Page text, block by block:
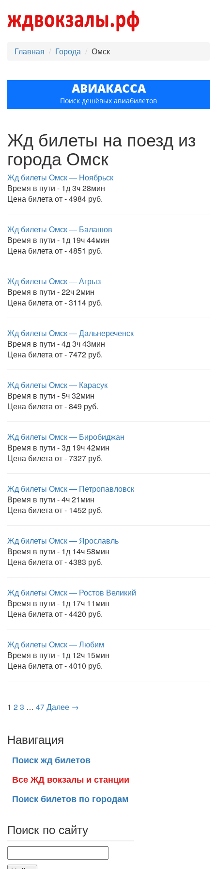
Главная Города Омск
АВИАКАССА
Поиск дешёвых авиабилетов
Жд билеты на поезд из
города Омск
Жд билеты Омск — Ноябрьск
Время в пути - 1д 3ч 28мин
Цена билета от - 4984 руб.
Жд билеты Омск — Балашов
Время в пути - 1д 19ч 44мин
Цена билета от - 4851 руб.
Жд билеты Омск — Агрыз
Время в пути - 22ч 2мин
Цена билета от - 3114 руб.
Жд билеты Омск — Дальнереченск
Время в пути - 4д 3ч 43мин
Цена билета от - 7472 руб.
Жд билеты Омск — Карасук
Время в пути - 5ч 32мин
Цена билета от - 849 руб.
Жд билеты Омск — Биробиджан
Время в пути - 3д 19ч 42мин
Цена билета от - 7327 руб.
Жд билеты Омск — Петропавловск
Время в пути - 4ч 21мин
Цена билета от - 1452 руб.
Жд билеты Омск — Ярославль
Время в пути - 1д 14ч 58мин
Цена билета от - 4383 руб.
Жд билеты Омск — Ростов Великий
Время в пути - 1д 17ч 11мин
Цена билета от - 4420 руб.
Жд билеты Омск — Любим
Время в пути - 1д 12ч 15мин
Цена билета от - 4010 руб.
1 23 … 47Далее →
Навигация
Поиск жд билетов
Все ЖД вокзалы и станции
Поиск билетов по городам
Поиск по сайту